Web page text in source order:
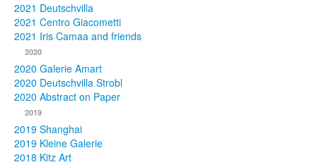
2021 Deutschvilla
2021 Centro Giacometti
2021 Iris Camaa and friends
2020
2020 Galerie Amart
2020 Deutschvilla Strobl
2020 Abstract on Paper
2019
2019 Shanghai
2019 Kleine Galerie
2018 Kitz Art